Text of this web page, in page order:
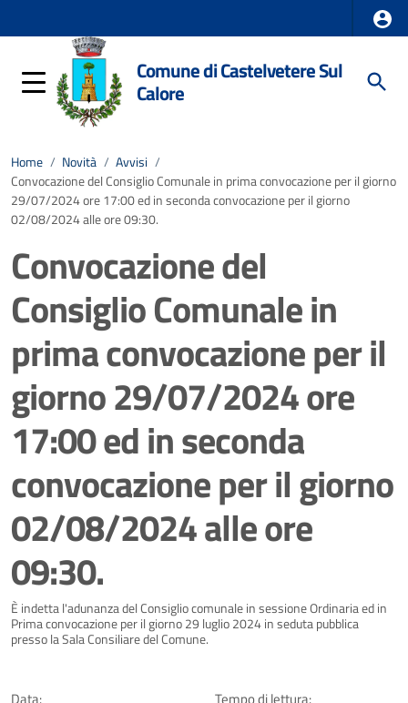
Comune di Castelvetere Sul
Calore
Home / Novità / Avvisi /
Convocazione del Consiglio Comunale in prima convocazione per il giorno
29/07/2024 ore 17:00 ed in seconda convocazione per il giorno
02/08/2024 alle ore 09:30.
Convocazione del
Consiglio Comunale in
prima convocazione per il
giorno 29/07/2024 ore
17:00 ed in seconda
convocazione per il giorno
02/08/2024 alle ore
09:30.
Dettagli della notizia
È indetta l'adunanza del Consiglio comunale in sessione Ordinaria ed in
Prima convocazione per il giorno 29 luglio 2024 in seduta pubblica
presso la Sala Consiliare del Comune.